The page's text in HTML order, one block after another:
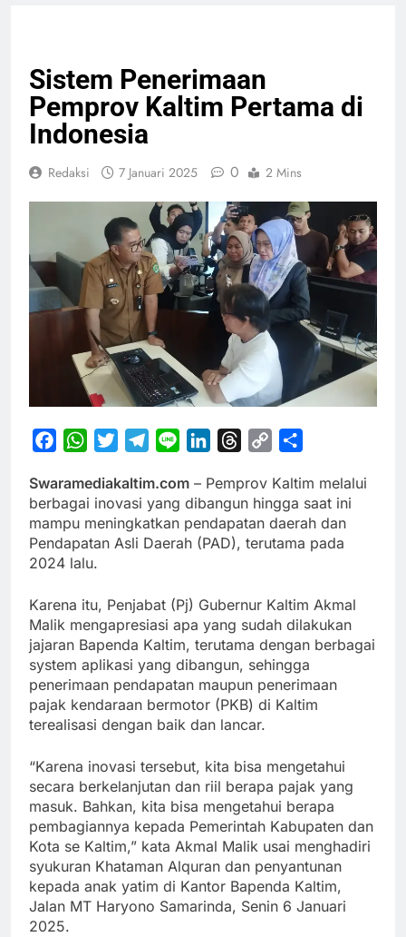
Sistem Penerimaan
Pemprov Kaltim Pertama di
Indonesia
Redaksi 7 Januari 2025 0 2 Mins
FacebookWhatsApp
TwitterTelegram
Line LinkedInThreads
Copy
Swaramediakaltim.com – Pemprov Kaltim melalui
berbagai inovasi yang dibangun hingga saat ini
mampu meningkatkan pendapatan daerah dan
Pendapatan Asli Daerah (PAD), terutama pada
2024 lalu.
Karena itu, Penjabat (Pj) Gubernur Kaltim Akmal
Malik mengapresiasi apa yang sudah dilakukan
jajaran Bapenda Kaltim, terutama dengan berbagai
system aplikasi yang dibangun, sehingga
penerimaan pendapatan maupun penerimaan
pajak kendaraan bermotor (PKB) di Kaltim
terealisasi dengan baik dan lancar.
“Karena inovasi tersebut, kita bisa mengetahui
secara berkelanjutan dan riil berapa pajak yang
masuk. Bahkan, kita bisa mengetahui berapa
pembagiannya kepada Pemerintah Kabupaten dan
Kota se Kaltim,” kata Akmal Malik usai menghadiri
syukuran Khataman Alquran dan penyantunan
kepada anak yatim di Kantor Bapenda Kaltim,
Jalan MT Haryono Samarinda, Senin 6 Januari
2025.